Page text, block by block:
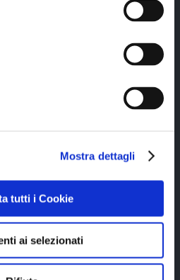
Mostra dettagli
tutti i Cookie
ai selezionati
certificato da